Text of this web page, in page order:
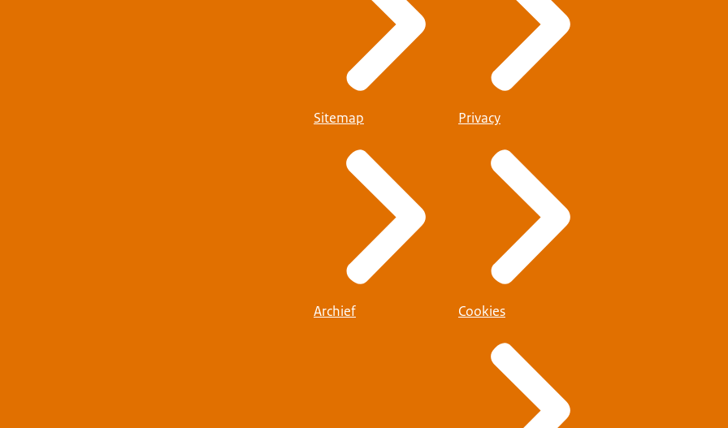
Sitemap
Archief
Privacy
Cookies